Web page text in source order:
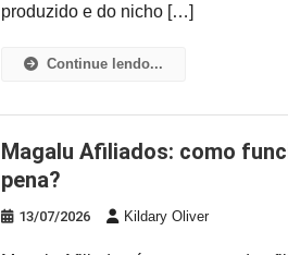
produzido e do nicho […]
Continue lendo...
Magalu Afiliados: como funciona, será se vale a
pena?
13/07/2026 Kildary Oliver